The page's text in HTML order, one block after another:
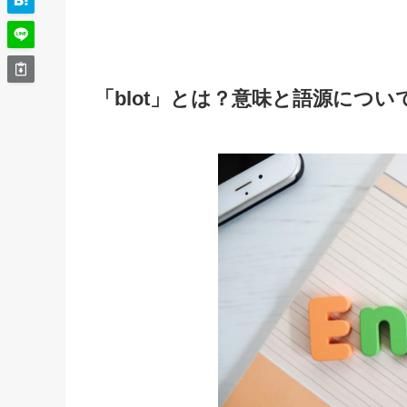
「blot」とは？意味と語源につい